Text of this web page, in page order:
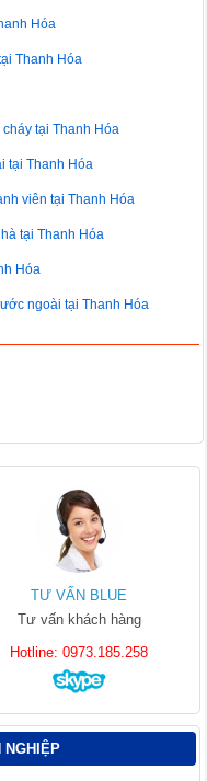
Hóa
Thanh Hóa
tại Thanh Hóa
tại Thanh Hóa
viên tại Thanh Hóa
tại Thanh Hóa
Hóa
ngoài tại Thanh Hóa
TƯ VẤN BLUE
Tư vấn khách hàng
Hotline: 0973.185.258
NGHIỆP